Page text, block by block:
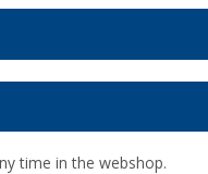
Bis zu
time in the webshop.